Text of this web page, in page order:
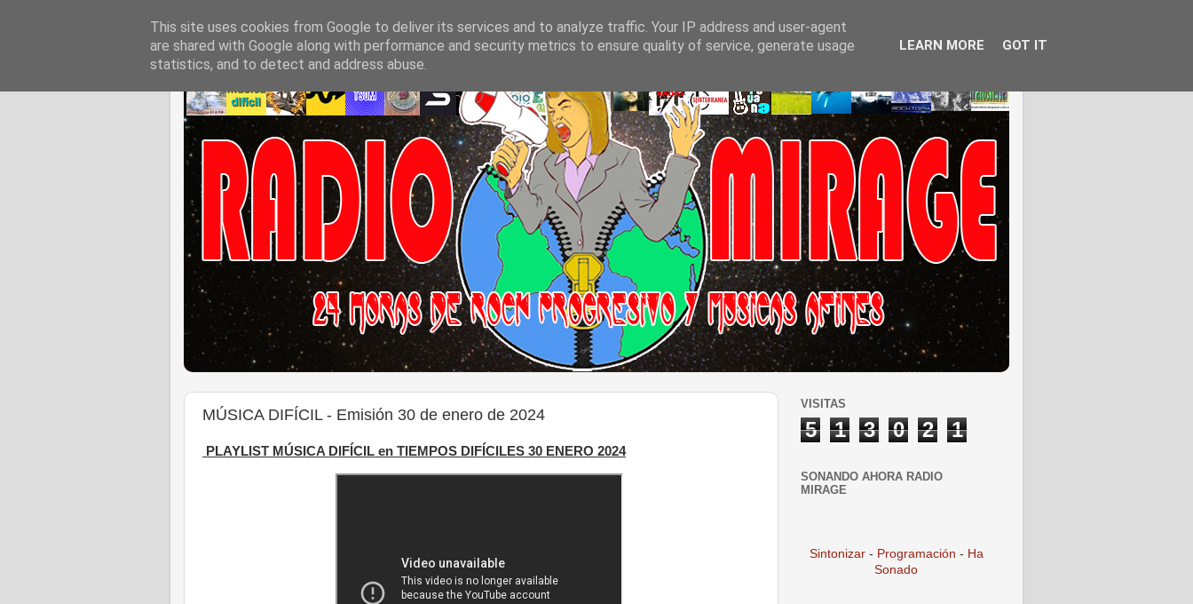
MÚSICA DIFÍCIL - Emisión 30 de enero de 2024
PLAYLIST MÚSICA DIFÍCIL en TIEMPOS DIFÍCILES 30 ENERO 2024
VISITAS
5 1 3 0 2 1
SONANDO AHORA RADIO
MIRAGE
Sintonizar - Programación - Ha
Sonado
This site uses cookies from Google to deliver its services and to analyze traffic. Your IP address and user-agent
are shared with Google along with performance and security metrics to ensure quality of service, generate usage
statistics, and to detect and address abuse.
LEARN MORE GOT IT